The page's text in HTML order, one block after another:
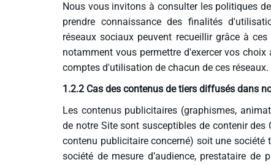
Nous vous invitons à consulter les politiques
prendre connaissance des finalités
réseaux sociaux peuvent recueillir grâce à
notamment vous permettre d'exercer vos
comptes d'utilisation de chacun de ces réseaux.
1.2.2 Cas des contenus de tiers diffusés dans
Les contenus publicitaires (graphismes,
de notre Site sont susceptibles de contenir des
contenu publicitaire concerné) soit une société
société de mesure d’audience, prestataire